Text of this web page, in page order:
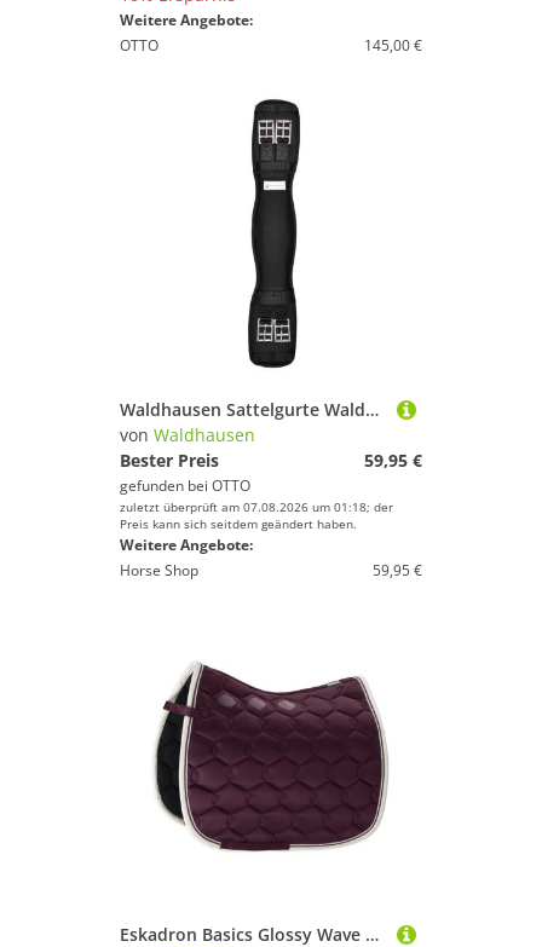
Weitere Angebote:
OTTO
145,00 €
Waldhausen Sattelgurte Waldhausen Kurzgurt mit Gel
von Waldhausen
Bester Preis
59,95 €
gefunden bei OTTO
zuletzt überprüft am 07.08.2026 um 01:18; der
Preis kann sich seitdem geändert haben.
Weitere Angebote:
Horse Shop
59,95 €
Eskadron Basics Glossy Wave Contrast Schabracke